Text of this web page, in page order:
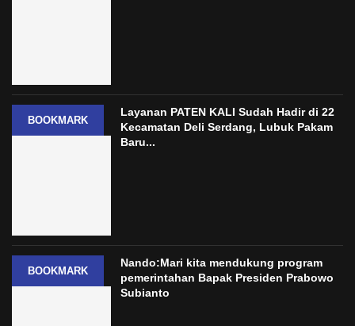
BOOKMARK
Layanan PATEN KALI Sudah Hadir di 22
Kecamatan Deli Serdang, Lubuk Pakam
Baru...
BOOKMARK
Nando:Mari kita mendukung program
pemerintahan Bapak Presiden Prabowo
Subianto